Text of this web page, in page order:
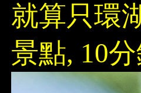
就算只環
景點, 10